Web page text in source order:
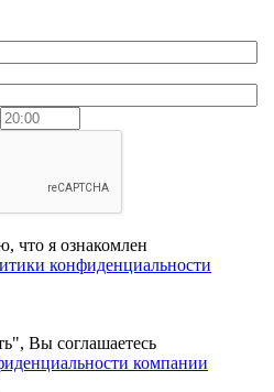
что я ознакомлен
конфиденциальности
Вы соглашаетесь
компании